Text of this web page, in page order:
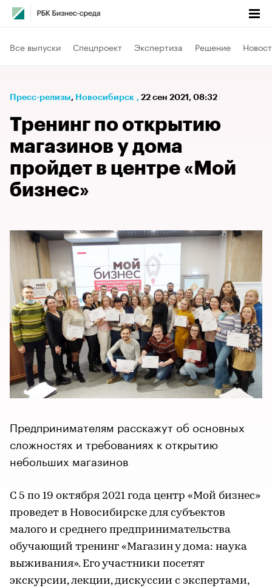
Все выпуски Спецпроект Экспертиза Решение
Пресс-релизы⁠, Новосибирск , 22 сен 2021, 08:32
Тренинг по открытию
магазинов у дома
пройдет в центре «Мой
бизнес»
Предпринимателям расскажут об основных
сложностях и требованиях к открытию
небольших магазинов
С 5 по 19 октября 2021 года центр «Мой бизнес»
проведет в Новосибирске для субъектов
малого и среднего предпринимательства
обучающий тренинг «Магазин у дома: наука
выживания». Его участники посетят
экскурсии, лекции, дискуссии с экспертами,